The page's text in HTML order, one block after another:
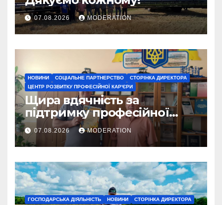
07.08.2026 MODERATION
НОВИНИ СОЦІАЛЬНЕ ПАРТНЕРСТВО
СТОРІНКА ДИРЕКТОРА
ЦЕНТР РОЗВИТКУ ПРОФЕСІЙНОЇ КАР'ЄРИ
Щира вдячність за
підтримку професійної
освіти
07.08.2026 MODERATION
ГОСПОДАРСЬКА ДІЯЛЬНІСТЬ НОВИНИ СТОРІНКА ДИРЕКТОРА